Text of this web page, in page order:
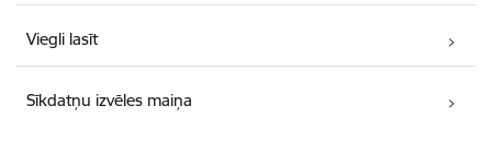
Viegli lasīt
Sīkdatņu izvēles maiņa